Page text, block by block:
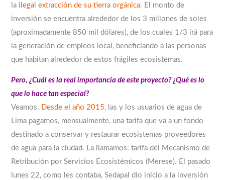
la ilegal extracción de su tierra orgánica. El monto de
inversión se encuentra alrededor de los 3 millones de soles
(aproximadamente 850 mil dólares), de los cuales 1/3 irá para
la generación de empleos local, beneficiando a las personas
que habitan alrededor de estos frágiles ecosistemas.
Pero, ¿Cuál es la real importancia de este proyecto? ¿Qué es lo
que lo hace tan especial?
Veamos. Desde el año 2015, las y los usuarios de agua de
Lima pagamos, mensualmente, una tarifa que va a un fondo
destinado a conservar y restaurar ecosistemas proveedores
de agua para la ciudad. La llamamos: tarifa del Mecanismo de
Retribución por Servicios Ecosistémicos (Merese). El pasado
lunes 22, como les contaba, Sedapal dio inicio a la inversión